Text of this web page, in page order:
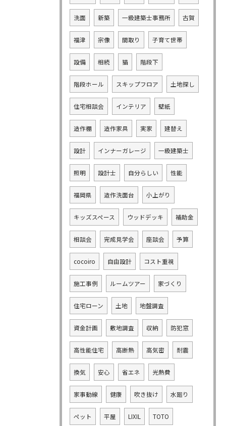
洗面 新築 一級建築士事務所 古賀
福津 宗像 間取り 子育て世帯
設備 相続 猫 階段下
階段ホール スキップフロア 土地探し
住宅相談会 インテリア 壁紙
造作棚 造作家具 実家 建替え
設計 インナーガレージ 一級建築士
照明 設計士 自分らしい 性能
福岡県 造作洗面台 小上がり
キッズスペース ウッドデッキ 補助金
相談会 完成見学会 座談会 予算
cocoiro 自由設計 コスト重視
施工事例 ルームツアー 家づくり
住宅ローン 土地 地盤調査
資金計画 敷地調査 収納 防犯窓
高性能住宅 高断熱 高気密 耐震
換気 安心 省エネ 光熱費
家事動線 健康 吹き抜け 水廻り
ペット 平屋 LIXIL TOTO